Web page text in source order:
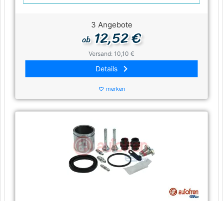
3 Angebote
ab12,52 €
Versand: 10,10 €
Details keyboard_arrow_right
favorite_border merken